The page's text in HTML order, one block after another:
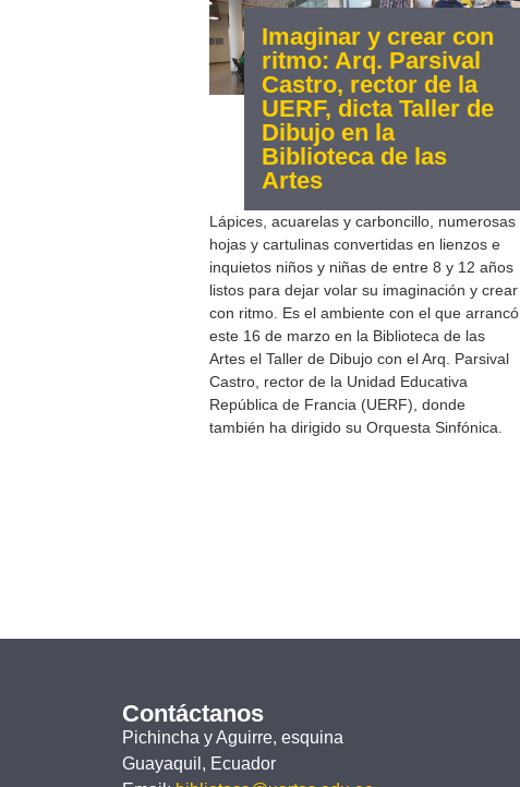
Imaginar y crear con
ritmo: Arq. Parsival
Castro, rector de la
UERF, dicta Taller de
Dibujo en la
Biblioteca de las
Artes
Lápices, acuarelas y carboncillo, numerosas
hojas y cartulinas convertidas en lienzos e
inquietos niños y niñas de entre 8 y 12 años
listos para dejar volar su imaginación y crear
con ritmo. Es el ambiente con el que arrancó
este 16 de marzo en la Biblioteca de las
Artes el Taller de Dibujo con el Arq. Parsival
Castro, rector de la Unidad Educativa
República de Francia (UERF), donde
también ha dirigido su Orquesta Sinfónica.
Contáctanos
Pichincha y Aguirre, esquina
Guayaquil, Ecuador